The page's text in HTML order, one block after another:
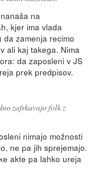
na
kjer ima vlada
zamenja recimo
ali kaj takega. Nima
da zaposleni v JS
prek predpisov.
zafrkavajo folk z
nimajo možnosti
ne pa jih sprejemajo.
akte pa lahko ureja